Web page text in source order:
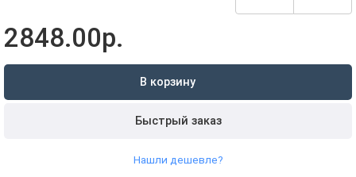
2848.00р.
В корзину
Быстрый заказ
Нашли дешевле?